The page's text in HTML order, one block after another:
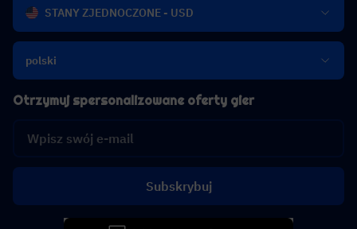
STANY ZJEDNOCZONE - USD
polski
Otrzymuj spersonalizowane oferty gier
Subskrybuj